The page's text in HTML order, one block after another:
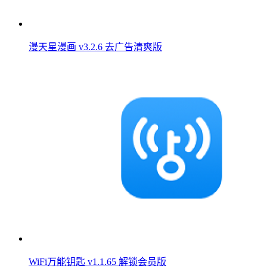
漫天星漫画 v3.2.6 去广告清爽版
WiFi万能钥匙 v1.1.65 解锁会员版